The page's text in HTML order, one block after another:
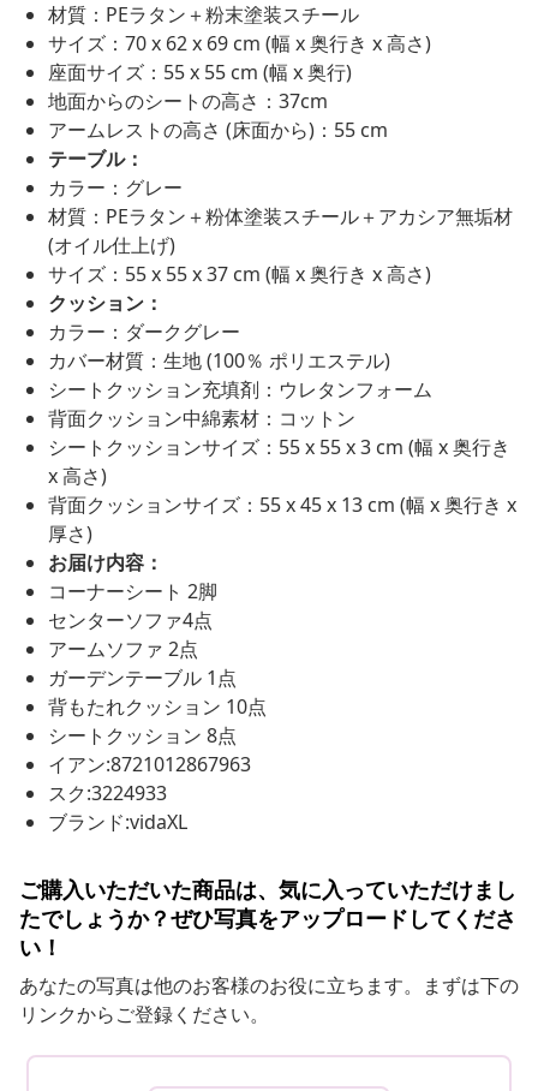
材質：PEラタン＋粉末塗装スチール
サイズ：70 x 62 x 69 cm (幅 x 奥行き x 高さ)
座面サイズ：55 x 55 cm (幅 x 奥行)
地面からのシートの高さ：37cm
アームレストの高さ (床面から)：55 cm
テーブル：
カラー：グレー
材質：PEラタン＋粉体塗装スチール＋アカシア無垢材
(オイル仕上げ)
サイズ：55 x 55 x 37 cm (幅 x 奥行き x 高さ)
クッション：
カラー：ダークグレー
カバー材質：生地 (100％ ポリエステル)
シートクッション充填剤：ウレタンフォーム
背面クッション中綿素材：コットン
シートクッションサイズ：55 x 55 x 3 cm (幅 x 奥行き
x 高さ)
背面クッションサイズ：55 x 45 x 13 cm (幅 x 奥行き x
厚さ)
お届け内容：
コーナーシート 2脚
センターソファ4点
アームソファ 2点
ガーデンテーブル 1点
背もたれクッション 10点
シートクッション 8点
イアン:8721012867963
スク:3224933
ブランド:vidaXL
ご購入いただいた商品は、気に入っていただけまし
たでしょうか？ぜひ写真をアップロードしてくださ
い！
あなたの写真は他のお客様のお役に立ちます。まずは下の
リンクからご登録ください。